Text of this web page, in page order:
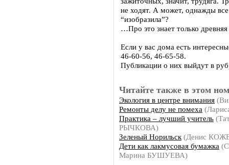
не ходят. А может, однажды
“изобразила”?
…Про это знает только
Если у вас дома есть
46-60-56, 46-65-58.
Публикации о них выйдут в
Читайте также в этом
Экология в центре внимания
Ремонты делу не помеха
Практика – лучший учитель
РЫЧКОВА)
Зеленый Норильск (Денис
Дети как лакмусовая бумажка
Марина БУШУЕВА)